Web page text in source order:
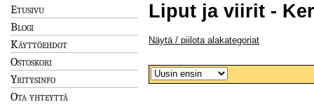
Etusivu
Blogi
Käyttöehdot
Ostoskori
Yritysinfo
Ota yhteyttä
Liput ja viirit -
Näytä / piilota alakategoriat